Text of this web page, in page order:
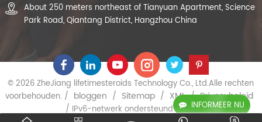
INFORMEER NU
About 250 meters northeast of Tianyuan Apartment, Science
Park Road, Qiantang District, Hangzhou China
© 2026 ZheJiang lifetimesteroids Technology Co., Ltd.Alle rechten
voorbehouden. / bloggen / Sitemap / XML / Privacybeleid
/ IPv6-netwerk ondersteund